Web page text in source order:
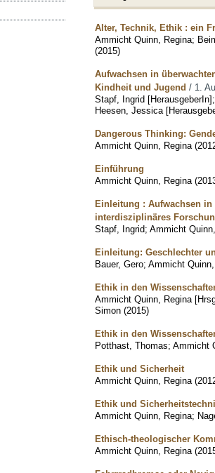
Alter, Technik, Ethik : ein
Ammicht Quinn, Regina;
(2015)
Aufwachsen in
Kindheit und Jugend / 1.
Stapf, Ingrid [HerausgeberIn]
Heesen, Jessica
Dangerous Thinking:
Ammicht Quinn, Regina (
Einführung
Ammicht Quinn, Regina (
Einleitung : Aufwachsen in
interdisziplinäres
Stapf, Ingrid; Ammicht
Einleitung: Geschlechter
Bauer, Gero; Ammicht
Ethik in den
Ammicht Quinn, Regina
Simon (2015)
Ethik in den
Potthast, Thomas; Ammicht
Ethik und Sicherheit
Ammicht Quinn, Regina (
Ethik und
Ammicht Quinn, Regina;
Ethisch-theologischer
Ammicht Quinn, Regina (